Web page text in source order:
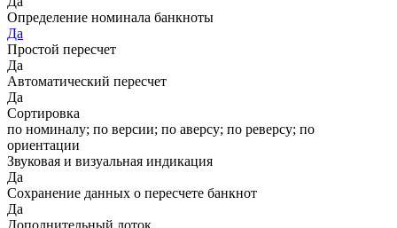
Определение номинала банкноты
Да
Простой пересчет
Да
Автоматический пересчет
Да
Сортировка
по номиналу; по версии; по аверсу; по реверсу; по
ориентации
Звуковая и визуальная индикация
Да
Сохранение данных о пересчете банкнот
Да